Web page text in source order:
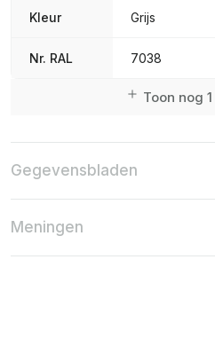
Kleur Grijs
Nr. RAL 7038
Toon nog
Gegevensbladen
Meningen